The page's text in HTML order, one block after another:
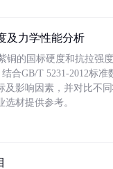
及力学性能分析
铜的国标硬度和抗拉强
合GB/T 5231-2012标准
及影响因素，并对比不
材提供参考。